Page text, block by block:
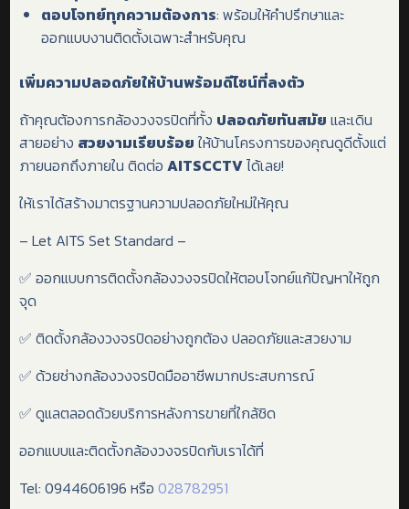
ตอบโจทย์ทุกความต้องการ: พร้อมให้คำปรึกษาและ
ออกแบบงานติดตั้งเฉพาะสำหรับคุณ
เพิ่มความปลอดภัยให้บ้านพร้อมดีไซน์ที่ลงตัว
ถ้าคุณต้องการกล้องวงจรปิดที่ทั้ง ปลอดภัยทันสมัย และเดิน
สายอย่าง สวยงามเรียบร้อย ให้บ้านโครงการของคุณดูดีตั้งแต่
ภายนอกถึงภายใน ติดต่อAITSCCTVได้เลย!
ให้เราได้สร้างมาตรฐานความปลอดภัยใหม่ให้คุณ
– Let AITS Set Standard –
✅ ออกแบบการติดตั้งกล้องวงจรปิดให้ตอบโจทย์แก้ปัญหาให้ถูก
จุด
✅ ติดตั้งกล้องวงจรปิดอย่างถูกต้อง ปลอดภัยและสวยงาม
✅ ด้วยช่างกล้องวงจรปิดมืออาชีพมากประสบการณ์
✅ ดูแลตลอดด้วยบริการหลังการขายที่ใกล้ชิด
ออกแบบและติดตั้งกล้องวงจรปิดกับเราได้ที่
Tel: 0944606196 หรือ028782951